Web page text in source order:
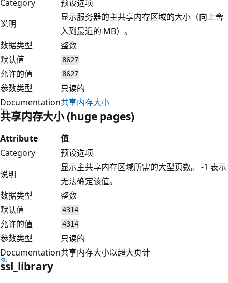
Category
预设选项
说明
显示服务器的主共享内存区域的大小（向上舍
入到最近的 MB）。
数据类型
整数
默认值
8627
允许的值 8627
参数类型
只读的
Documentation共享内存大小
共享内存大小 (huge pages)
Attribute
值
Category
预设选项
说明
显示主共享内存区域所需的大型页数。 -1 表示
无法确定该值。
数据类型
整数
默认值
4314
允许的值 4314
参数类型
只读的
Documentation共享内存大小以超大页计
ssl_library